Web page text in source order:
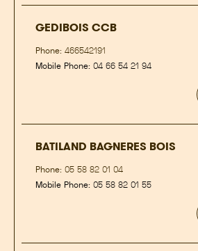
GEDIBOIS CCB
Phone: 466542191
Mobile Phone: 04 66 54 21 94
BATILAND BAGNERES BOIS
Phone: 05 58 82 01 04
Mobile Phone: 05 58 82 01 55